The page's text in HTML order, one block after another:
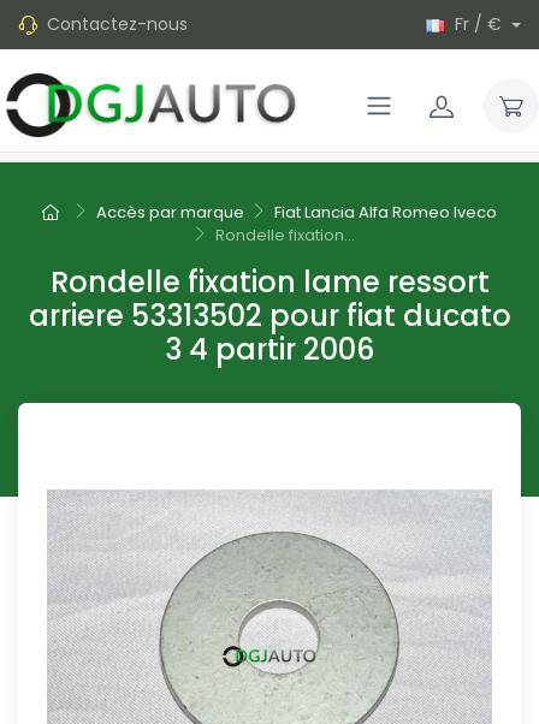
Contactez-nous Fr / €
Accès par marque
Fiat Lancia Alfa Romeo Iveco
Rondelle fixation...
Rondelle fixation lame ressort
arriere 53313502 pour fiat ducato
3 4 partir 2006